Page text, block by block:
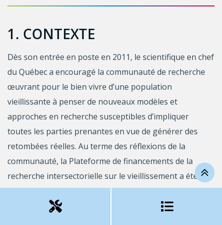
1. CONTEXTE
Dès son entrée en poste en 2011, le scientifique en chef
du Québec a encouragé la communauté de recherche
œuvrant pour le bien vivre d’une population
vieillissante à penser de nouveaux modèles et
approches en recherche susceptibles d’impliquer
toutes les parties prenantes en vue de générer des
retombées réelles. Au terme des réflexions de la
communauté, la Plateforme de financements de la
recherche intersectorielle sur le vieillissement a été
conçue pour permettre de mieux comprendre le
vieillissement et de trouver des réponses aux besoins